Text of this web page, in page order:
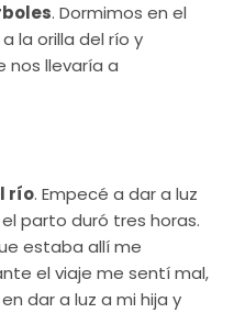
. Dormimos en el
la orilla del río y
nos llevaría a
río. Empecé a dar a luz
parto duró tres horas.
estaba allí me
el viaje me sentí mal,
dar a luz a mi hija y